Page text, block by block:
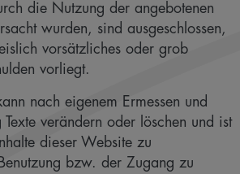
die Nutzung der angebotenen
wurden, sind ausgeschlossen,
vorsätzliches oder grob
vorliegt.
nach eigenem Ermessen und
verändern oder löschen und ist
dieser Website zu
bzw. der Zugang zu